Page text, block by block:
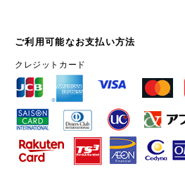
ご利用可能なお支払い方法
クレジットカード